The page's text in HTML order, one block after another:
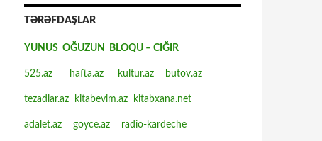
TƏRƏFDAŞLAR
YUNUS OĞUZUN BLOQU – CIĞIR
525.az hafta.az kultur.az butov.az
tezadlar.az kitabevim.az kitabxana.net
adalet.az goyce.az radio-kardeche